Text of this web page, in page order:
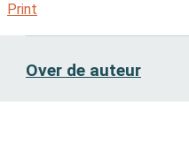
Print
Over de auteur